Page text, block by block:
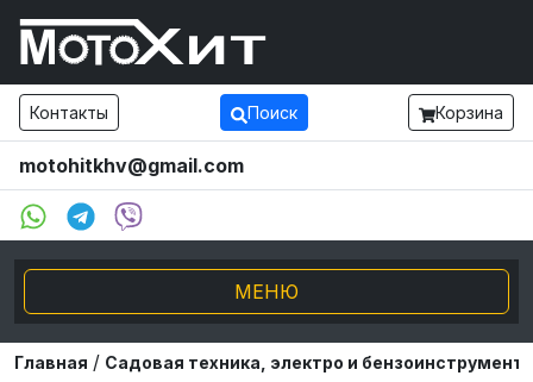
Контакты Поиск Корзина
motohitkhv@gmail.com
МЕНЮ
Электро транспорт
Главная / Садовая техника, электро и бензоинструмент